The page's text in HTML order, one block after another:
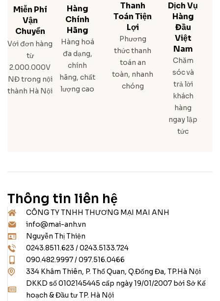
Miễn Phí
Vận
Chuyển
Với đơn hàng
từ
2.000.000V
NĐ trong nội
thành Hà Nội
Hàng
Chính
Hãng
Hàng hoá
đa dạng,
chính
hãng, chất
lượng cao
Thanh
Toán Tiện
Lợi
Phương
thức thanh
toán an
toàn, nhanh
chóng
Dịch Vụ
Hàng
Đầu
Việt
Nam
Chăm
sóc và
trả lời
khách
hàng
ngay lập
tức
Thông tin liên hệ
CÔNG TY TNHH THƯƠNG MẠI MAI ANH
info@mai-anh.vn
Nguyễn Thị Thiện
0243.8511.623 / 0243.5133.724
090.482.9997 / 097.516.0466
334 Khâm Thiên, P. Thổ Quan, Q.Đống Đa, TP.Hà Nội
DKKD số 0102145445 cấp ngày 19/01/2007 bởi Sở Kế
hoạch & Đầu tư TP. Hà Nội